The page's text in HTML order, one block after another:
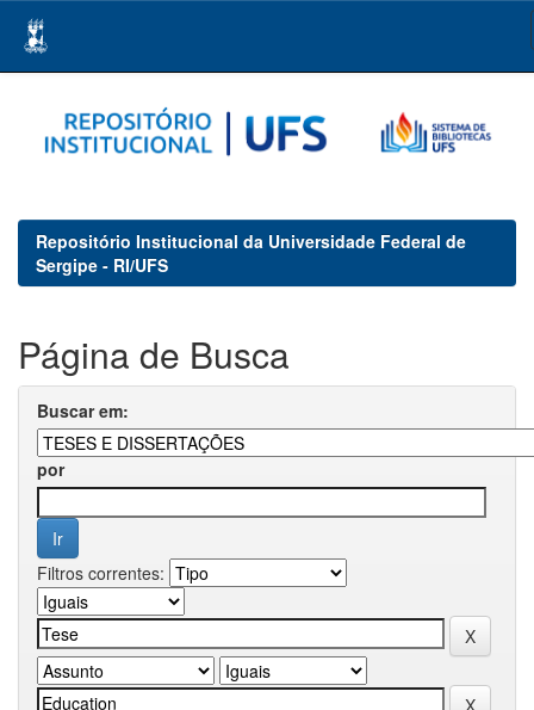
navigation
Repositório Institucional da Universidade Federal de
Sergipe - RI/UFS
Página de Busca
Buscar em:
por
Filtros correntes: